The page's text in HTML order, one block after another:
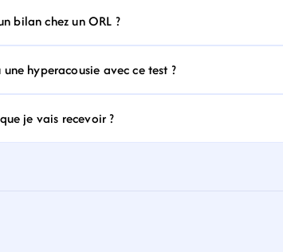
bilan chez un ORL ?
hyperacousie avec ce test ?
je vais recevoir ?